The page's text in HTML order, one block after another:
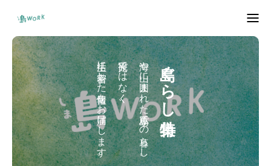
トップページ
しまぐらしマップ
島ワークプロジェクトって？
島人インタビュー
島ぐらし特集
海や山に囲まれた小豆島での暮らし。
観光ではなく、
生活に密着した情報をお届けします。